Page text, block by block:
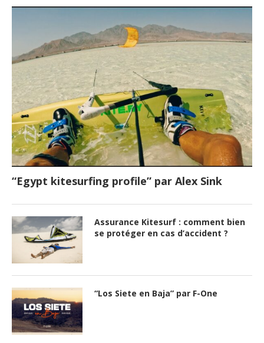
“Egypt kitesurfing profile” par Alex Sink
Assurance Kitesurf : comment bien
se protéger en cas d’accident ?
“Los Siete en Baja” par F-One